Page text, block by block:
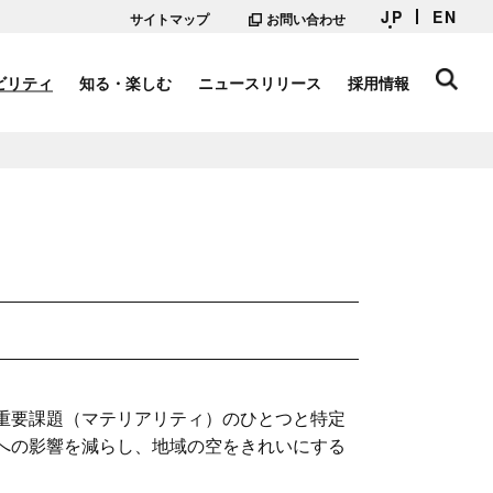
サイトマップ お問い合わせ JP EN
リティ 知る・楽しむ ニュースリリース 採用情報
課題（マテリアリティ）のひとつと特定
影響を減らし、地域の空をきれいにする